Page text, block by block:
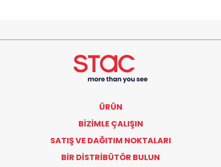
ÜRÜN
BIZIMLE ÇALIŞIN
SATIŞ VE DAĞITIM NOKTALARI
BIR DISTRIBÜTÖR BULUN